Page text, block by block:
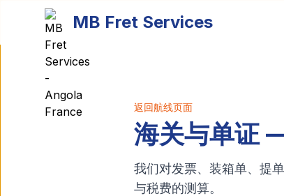
Passer au contenu principal
MB Fret Services
返回航线页面
海关与单证
我们对发票、装箱单、提
与税费的测算。